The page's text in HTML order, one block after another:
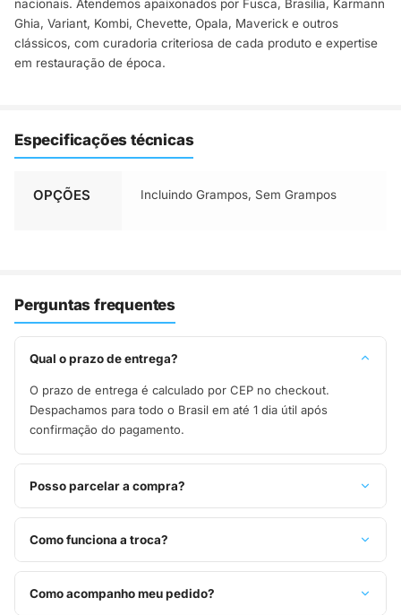
nacionais. Atendemos apaixonados por Fusca, Brasília, Karmann
Ghia, Variant, Kombi, Chevette, Opala, Maverick e outros
clássicos, com curadoria criteriosa de cada produto e expertise
em restauração de época.
Especificações técnicas
OPÇÕES Incluindo Grampos, Sem Grampos
Perguntas frequentes
Qual o prazo de entrega?
O prazo de entrega é calculado por CEP no checkout.
Despachamos para todo o Brasil em até 1 dia útil após
confirmação do pagamento.
Posso parcelar a compra?
Sim, parcelamos em até 10x sem juros no cartão de crédito,
ou pague à vista no Pix com 8% de desconto.
Como funciona a troca?
Você tem 7 dias após o recebimento para solicitar troca.
Basta entrar em contato pelo WhatsApp ou e-mail.
Como acompanho meu pedido?